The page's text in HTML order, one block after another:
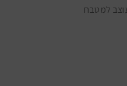
למטבח